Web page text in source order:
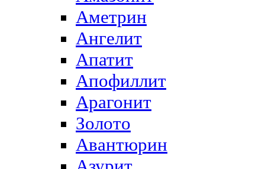
Аметрин
Ангелит
Апатит
Апофиллит
Арагонит
Золото
Авантюрин